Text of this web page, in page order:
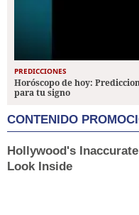
PREDICCIONES
Horóscopo de hoy:
para tu signo
CONTENIDO
Hollywood's
Look Inside